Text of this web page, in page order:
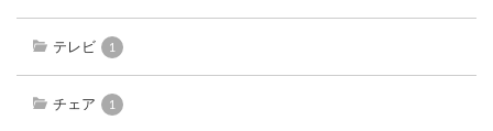
テレビ 1
チェア 1